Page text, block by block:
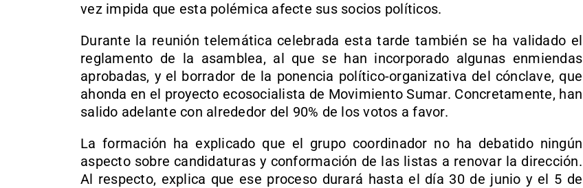
vez impida que esta polémica afecte sus socios políticos.
Durante la reunión telemática celebrada esta tarde también se ha validado el
reglamento de la asamblea, al que se han incorporado algunas enmiendas
aprobadas, y el borrador de la ponencia político-organizativa del cónclave, que
ahonda en el proyecto ecosocialista de Movimiento Sumar. Concretamente, han
salido adelante con alrededor del 90% de los votos a favor.
La formación ha explicado que el grupo coordinador no ha debatido ningún
aspecto sobre candidaturas y conformación de las listas a renovar la dirección.
Al respecto, explica que ese proceso durará hasta el día 30 de junio y el 5 de